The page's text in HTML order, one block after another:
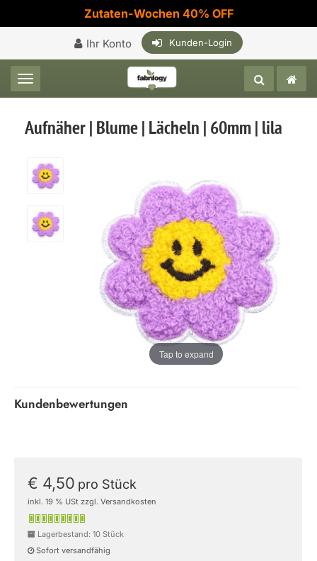
Zutaten-Wochen 40% OFF
Ihr Konto Kunden-Login
Toggle navigation
Aufnäher | Blume | Lächeln | 60mm | lila
Tap to expand
Kundenbewertungen
€ 4,50 pro Stück
inkl. 19 % USt zzgl. Versandkosten
Lagerbestand: 10 Stück
Sofort versandfähig